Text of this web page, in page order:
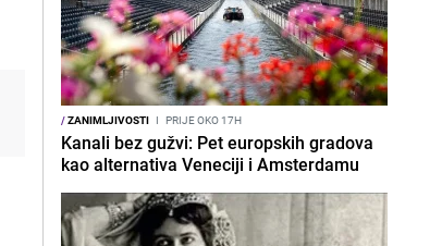
/ZANIMLJIVOSTI I PRIJE OKO 17H
Kanali bez gužvi: Pet europskih gradova
kao alternativa Veneciji i Amsterdamu